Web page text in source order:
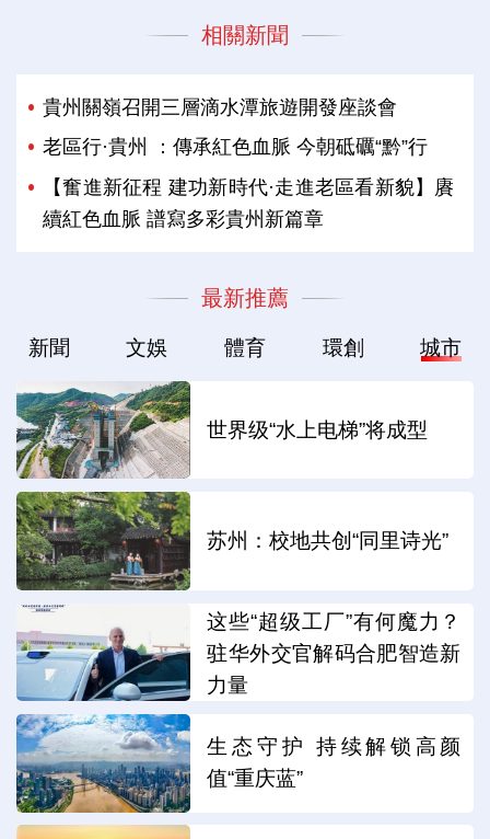
相關新聞
貴州關嶺召開三層滴水潭旅遊開發座談會
老區行·貴州 ：傳承紅色血脈 今朝砥礪“黔”行
【奮進新征程 建功新時代·走進老區看新貌】賡
續紅色血脈 譜寫多彩貴州新篇章
最新推薦
新聞 文娛 體育 環創 城市
世界级“水上电梯”将成型
苏州：校地共创“同里诗光”
这些“超级工厂”有何魔力？
驻华外交官解码合肥智造新
力量
生态守护 持续解锁高颜
值“重庆蓝”